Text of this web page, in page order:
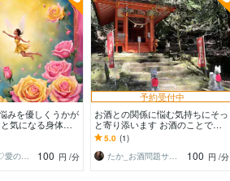
みを優しくうかが
気になる身体の
相談してみません
NIJI【虹】♡愛のインサイトオラクル♡
100 円 /分
予約受付中
お酒との関係に悩む気持ちにそっ
と寄り添います お酒のことで悩
んでいませんか？経験者の僕に話
してみませんか？
5.0 (1)
たか_お酒問題サポーター
100 円 /分